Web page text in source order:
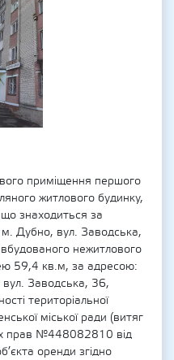
приміщення першого
житлового будинку,
знаходиться за
Дубно, вул. Заводська,
нежитлового
59,4 кв.м, за адресою:
Заводська, 36,
територіальної
міської ради (витяг
прав №448082810 від
оренди згідно